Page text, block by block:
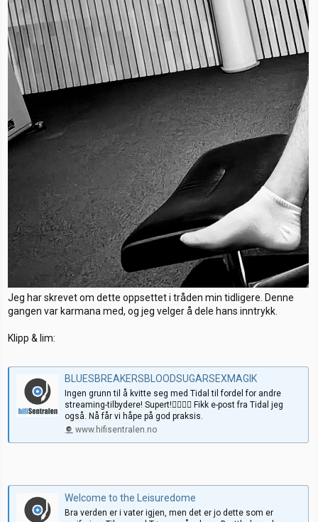
Jeg har skrevet om dette oppsettet i tråden min tidligere. Denne
gangen var karmana med, og jeg velger å dele hans inntrykk.
Klipp & lim:
BLUESBREAKERSBLOODSUGARSEXMAGIK
Ingen grunn til å kvitte seg med Tidal til fordel for andre
streaming-tilbydere! Supert!👍🏻👌🏻 Fikk e-post fra Tidal jeg
også. Nå får vi håpe på god praksis.
www.hifisentralen.no
Welcome to the Leisuredome
Bra verden er i vater igjen, men det er jo dette som er